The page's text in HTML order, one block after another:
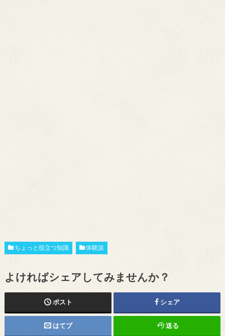
ちょっと役立つ知識 体験談
よければシェアしてみませんか？
ポスト シェア
はてブ 送る